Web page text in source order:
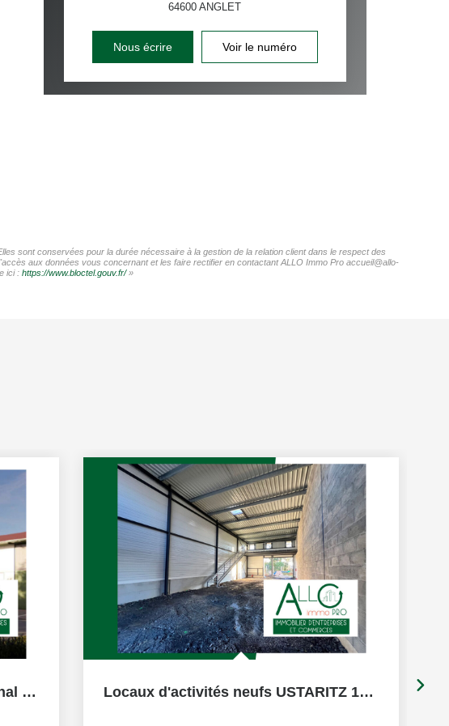
64600ANGLET
Nous écrire Voir le numéro
sont conservées pour la durée nécessaire à la gestion de la relation client dans le respect des
aux données vous concernant et les faire rectifier en contactant ALLO Immo Pro accueil@allo-
ici : https://www.bloctel.gouv.fr/»
A vendre à USTARTIZ, local artisanal NEUF de 180 m² en VEFA Locaux d'activités neufs USTARITZ 185m² route D932...